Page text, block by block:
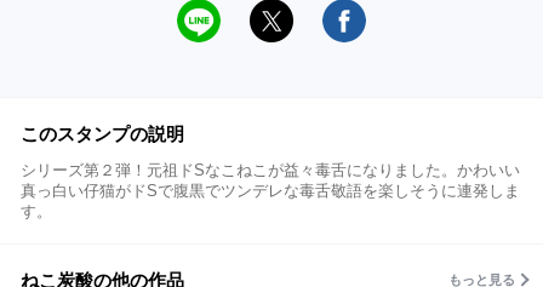
このスタンプの説明
シリーズ第２弾！元祖ドSなこねこが益々毒舌になりました。かわいい
真っ白い仔猫がドSで腹黒でツンデレな毒舌敬語を楽しそうに連発しま
す。
ねこ炭酸の他の作品 もっと見る